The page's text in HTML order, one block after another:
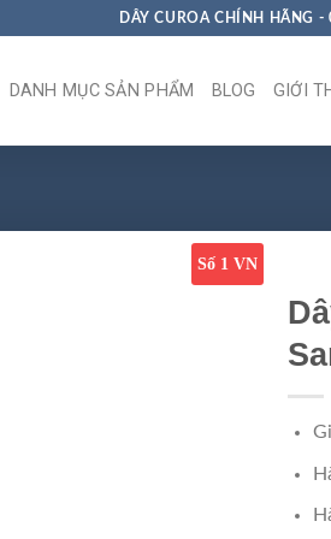
DÂY CUROA CHÍNH HÃNG
DANH MỤC SẢN PHẨM BLOG GIỚI
Số 1 VN